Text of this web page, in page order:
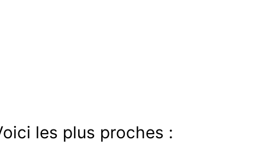
les plus proches :